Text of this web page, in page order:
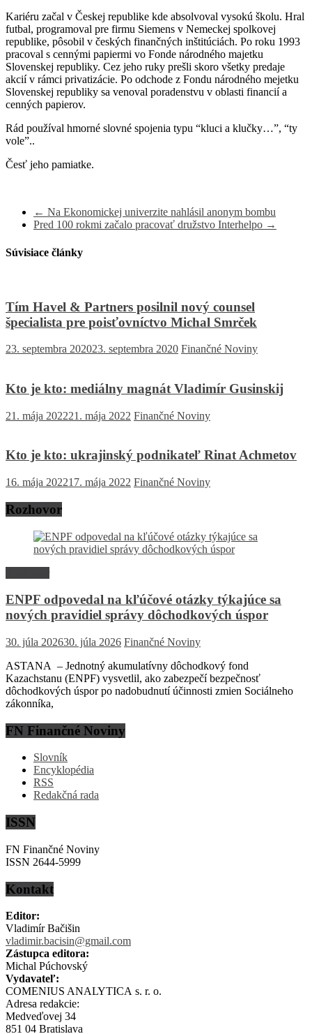
Kariéru začal v Českej republike kde absolvoval vysokú školu. Hral
futbal, programoval pre firmu Siemens v Nemeckej spolkovej
republike, pôsobil v českých finančných inštitúciách. Po roku 1993
pracoval s cennými papiermi vo Fonde národného majetku
Slovenskej republiky. Cez jeho ruky prešli skoro všetky predaje
akcií v rámci privatizácie. Po odchode z Fondu národného mejetku
Slovenskej republiky sa venoval poradenstvu v oblasti financií a
cenných papierov.
Rád používal hmorné slovné spojenia typu “kluci a klučky…”, “ty
vole”..
Česť jeho pamiatke.
← Na Ekonomickej univerzite nahlásil anonym bombu
Pred 100 rokmi začalo pracovať družstvo Interhelpo →
Súvisiace články
Tím Havel & Partners posilnil nový counsel
špecialista pre poisťovníctvo Michal Smrček
23. septembra 202023. septembra 2020 Finančné Noviny
Kto je kto: mediálny magnát Vladimír Gusinskij
21. mája 202221. mája 2022 Finančné Noviny
Kto je kto: ukrajinský podnikateľ Rinat Achmetov
16. mája 202217. mája 2022 Finančné Noviny
Rozhovor
ENPF odpovedal na kľúčové otázky týkajúce sa
nových pravidiel správy dôchodkových úspor
30. júla 202630. júla 2026 Finančné Noviny
ASTANA – Jednotný akumulatívny dôchodkový fond
Kazachstanu (ENPF) vysvetlil, ako zabezpečí bezpečnosť
dôchodkových úspor po nadobudnutí účinnosti zmien Sociálneho
zákonníka,
FN Finančné Noviny
Slovník
Encyklopédia
RSS
Redakčná rada
ISSN
FN Finančné Noviny
ISSN 2644-5999
Kontakt
Editor:
Vladimír Bačišin
vladimir.bacisin@gmail.com
Zástupca editora:
Michal Púchovský
Vydavateľ:
COMENIUS ANALYTICA s. r. o.
Adresa redakcie:
Medveďovej 34
851 04 Bratislava